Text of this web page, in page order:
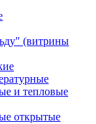
(витрины
и тепловые
открытые